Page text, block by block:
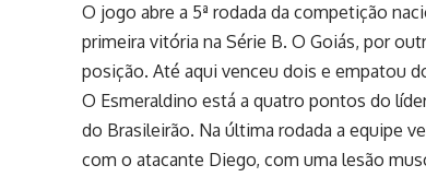
O jogo abre a 5ª rodada da competição
primeira vitória na Série B. O Goiás, por
posição. Até aqui venceu dois e empatou
O Esmeraldino está a quatro pontos do
do Brasileirão. Na última rodada a equipe
com o atacante Diego, com uma lesão